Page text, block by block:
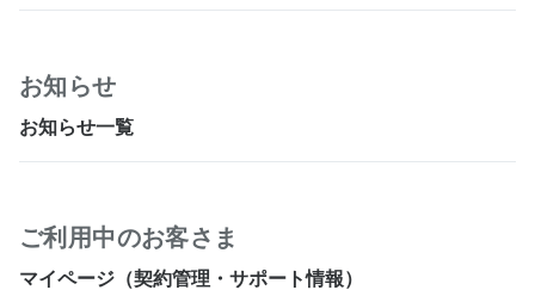
お知らせ
お知らせ一覧
ご利用中のお客さま
マイページ（契約管理・サポート情報）